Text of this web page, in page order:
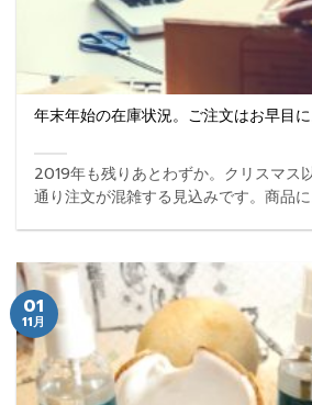
年末年始の在庫状況。ご注文はお早目に
2019年も残りあとわずか。クリスマス
通り注文が混雑する見込みです。商品
01
11月